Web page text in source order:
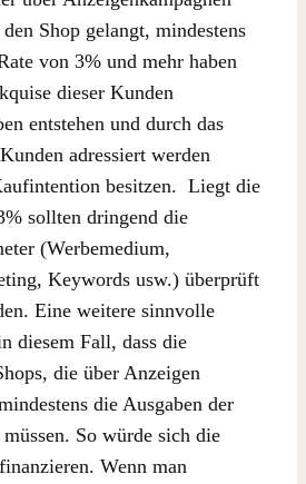
Shop gelangt, mindestens
von 3% und mehr haben
dieser Kunden
entstehen und durch das
adressiert werden
besitzen. Liegt die
sollten dringend die
(Werbemedium,
Keywords usw.) überprüft
Eine weitere sinnvolle
diesem Fall, dass die
die über Anzeigen
die Ausgaben der
So würde sich die
Wenn man